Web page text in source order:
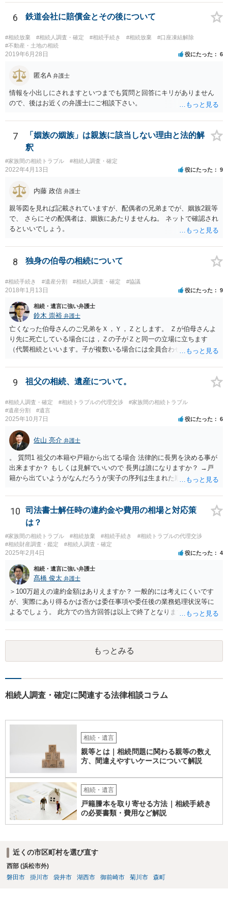
ん。 また，不動産の名義を移転するためには，遺産分割協議書への署
名捺印を得る必要があります。 したがって，残念ながら，「ＡＢＣ間
の遺産分割協議が有効に成立している」という前提に基づく主張は困
難と思われます。 「ＡＢＣ間の遺産分割協議は未了のまま，ＡとＢが
死亡し，二次相続が発生した」という前提に基づいて協議を進める必
要があります。 もちろん，Ｃの立場としては，ＡＢＣ間の遺産分割協
人は応じない姿勢を示していることから，実現は困難だと思います。
しどころ）としては，譲歩することを甘受しなければならないかもし
れません。
6 鉄道会社に賠償金とその後について
#相続放棄 #相続人調査・確定 #相続手続き #相続放棄
#口座凍結解除
#不動産・土地の相続
2019年6月28日 役にたった 6
匿名A 弁護士
情報を小出しにされますといつまでも質問と回答にキリがありません
ので、後はお近くの弁護士にご相談下さい。
7
「姻族の姻族」は親族に該当しない理由と法的解
釈
#家族間の相続トラブル #相続人調査・確定
2022年4月13日 役にたった 9
内藤 政信 弁護士
親等図を見れば記載されていますが、配偶者の兄弟までが、姻族2親等
で、 さらにその配偶者は、姻族にあたりませんね。 ネットで確認され
るといいでしょう。
8 独身の伯母の相続について
#相続手続き #遺産分割 #相続人調査・確定 #協議
2018年1月13日 役にたった 9
相続・遺言に強い弁護士
鈴木 崇裕 弁護士
亡くなった伯母さんのご兄弟をＸ，Ｙ，Ｚとします。 Ｚが伯母さんよ
り先に死亡している場合には，Ｚの子がＺと同一の立場に立ちます
（代襲相続といいます。子が複数いる場合には全員合わせてＺと同一
つの相続分を有していますので， そのことを前提として，遺産分割協
議をすることになります（必ずしも３分の１ずつにしなくても，合意
ができれば構いません。）。 今後の対応としては， ①伯母さんの相続
財産（遺産）の全容を整理する（預貯金，有価証券，不動産等の有無
を調べることになります。） ②相続財産に照らし，相続税の申告の準
備をする（税理士の先生にご相談ください。） ③遺産分割協議をする
（ご本人同士で行っても構いませんし，弁護士に相談することもよろ
しいと思います。） ことになります。
9 祖父の相続、遺産について。
#相続人調査・確定 #相続トラブルの代理交渉
#家族間の相続トラブル
#遺産分割
#遺言
2025年10月7日 役にたった 6
佐山 亮介 弁護士
。 質問1 祖父の本籍や戸籍から出てる場合 法律的に長男を決める事が
出来ますか？ もしくは見解でいいので 長男は誰になりますか？ →戸
籍から出ていようがなんだろうが実子の序列は生まれた順ですから、
書が腹違いの長男に向けてある場合 書かれてる内容が最優先にされる
のですか？ →遺書というのが、法律上の遺言の形式を守っている限り
はそのとおりです。 質問3 父が腹違いの長男に法律的に優位になれそ
うな事はありますか？ →遺言が有効な場合、優位に立つことはできま
せんが、お祖父様が認知症であるなどの「遺言が作れないはずの事
情」があるならば①遺言無効確認の訴えを起こすのは一つの手です。
問4 相続トラブルの代理交渉は可能でしょうか。 →一般論としては可
能ですが、お伺いする内容ですとお祖父様が亡くなられた後に動くこ
とになるでしょう。
10
司法書士解任時の違約金や費用の相場と対応策
は？
#家族間の相続トラブル #相続放棄 #相続手続き
#相続トラブルの代理交渉
#相続財産調査・鑑定
#相続人調査・確定
2025年2月4日 役にたった 4
相続・遺言に強い弁護士
髙橋 俊太 弁護士
＞100万超えの違約金額はありえますか？ 一般的には考えにくいです
が、実際にあり得るかは否かは委任事項や委任後の業務処理状況等に
よるでしょう。 此方での当方回答は以上で終了となりますが、参考に
もっとみる
相続人調査・確定に関連する法律相談コラム
相続・遺言
親等とは｜相続問題に関わる親等の数え
方、間違えやすいケースについて解説
相続・遺言
戸籍謄本を取り寄せる方法｜相続手続き
の必要書類・費用など解説
近くの市区町村を選び直す
西部 (浜松市外)
磐田市
掛川市 袋井市 湖西市 御前崎市 菊川市 森町